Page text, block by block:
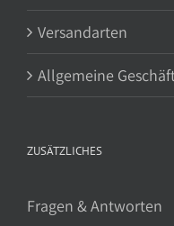
Versandarten
Allgemeine
ZUSÄTZLICHES
Fragen & Antworten